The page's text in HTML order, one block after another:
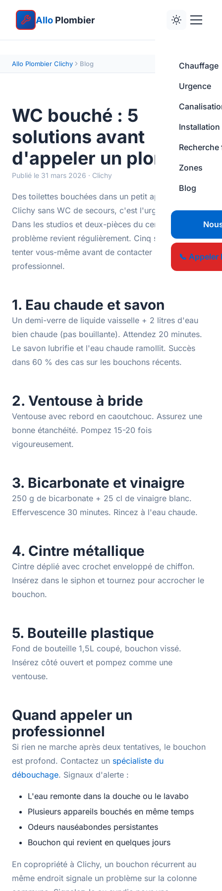
Allo Plombier
Chauffage
Urgence
Installation
Recherche
Zones
Blog
📞 Appeler
Allo Plombier Clichy Blog
WC bouché : 5
solutions avant
d'appeler un plombier
Publié le 31 mars 2026 · Clichy
Des toilettes bouchées dans un petit appartement de
Clichy sans WC de secours, c'est l'urgence absolue.
Dans les studios et deux-pièces du centre-ville, ce
problème revient régulièrement. Cinq solutions à
tenter vous-même avant de contacter un
professionnel.
1. Eau chaude et savon
Un demi-verre de liquide vaisselle + 2 litres d'eau
bien chaude (pas bouillante). Attendez 20 minutes.
Le savon lubrifie et l'eau chaude ramollit. Succès
dans 60 % des cas sur les bouchons récents.
2. Ventouse à bride
Ventouse avec rebord en caoutchouc. Assurez une
bonne étanchéité. Pompez 15-20 fois
vigoureusement.
3. Bicarbonate et vinaigre
250 g de bicarbonate + 25 cl de vinaigre blanc.
Effervescence 30 minutes. Rincez à l'eau chaude.
4. Cintre métallique
Cintre déplié avec crochet enveloppé de chiffon.
Insérez dans le siphon et tournez pour accrocher le
bouchon.
5. Bouteille plastique
Fond de bouteille 1,5L coupé, bouchon vissé.
Insérez côté ouvert et pompez comme une
ventouse.
Quand appeler un
professionnel
Si rien ne marche après deux tentatives, le bouchon
est profond. Contactez un spécialiste du
débouchage. Signaux d'alerte :
L'eau remonte dans la douche ou le lavabo
Plusieurs appareils bouchés en même temps
Odeurs nauséabondes persistantes
Bouchon qui revient en quelques jours
En copropriété à Clichy, un bouchon récurrent au
même endroit signale un problème sur la colonne